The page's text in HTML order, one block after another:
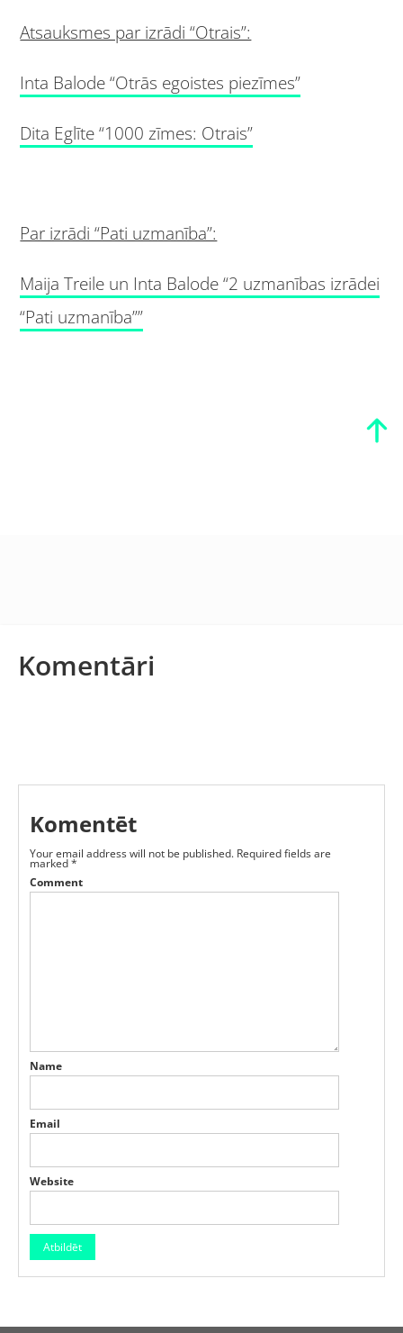
Atsauksmes par izrādi “Otrais”:
Inta Balode “Otrās egoistes piezīmes”
Dita Eglīte “1000 zīmes: Otrais”
Par izrādi “Pati uzmanība”:
Maija Treile un Inta Balode “2 uzmanības izrādei
“Pati uzmanība””
Komentāri
Komentēt
Your email address will not be published. Required fields are
marked*
Comment
Name
Email
Website